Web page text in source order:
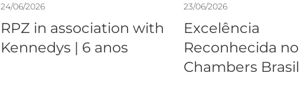
24/06/2026
RPZ in association with
Kennedys | 6 anos
23/06/2026
Excelência
Reconhecida no
Chambers Brasil